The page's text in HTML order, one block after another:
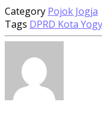
Category Pojok Jogja
Tags DPRD Kota